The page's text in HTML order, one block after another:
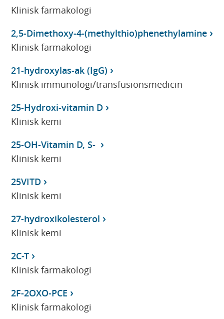
Klinisk farmakologi
2,5-Dimethoxy-4-(methylthio)phenethylamine
Klinisk farmakologi
21-hydroxylas-ak (IgG)
Klinisk immunologi/transfusionsmedicin
25-Hydroxi-vitamin D
Klinisk kemi
25-OH-Vitamin D, S-
Klinisk kemi
25VITD
Klinisk kemi
27-hydroxikolesterol
Klinisk kemi
2C-T
Klinisk farmakologi
2F-2OXO-PCE
Klinisk farmakologi